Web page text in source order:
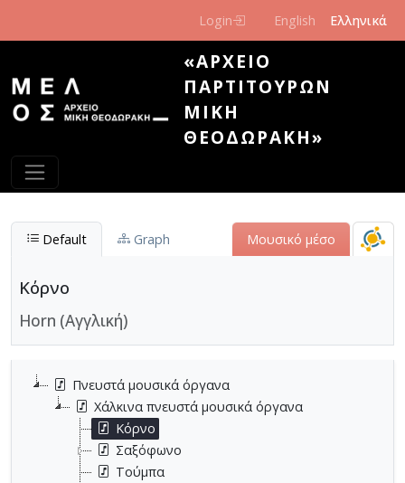
Login English Ελληνικά
«ΑΡΧΕΊΟ
ΠΑΡΤΙΤΟΎΡΩΝ
ΜΊΚΗ
ΘΕΟΔΩΡΆΚΗ»
Default Graph Μουσικό μέσο
Κόρνο
Horn (Αγγλική)
Πνευστά μουσικά όργανα
Χάλκινα πνευστά μουσικά όργανα
Κόρνο
Σαξόφωνο
Τούμπα